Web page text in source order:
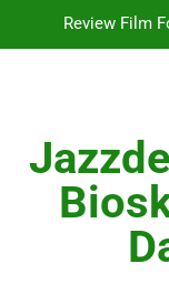
Review Film
Ulasan Film
Review Film
Review Film
Review Film